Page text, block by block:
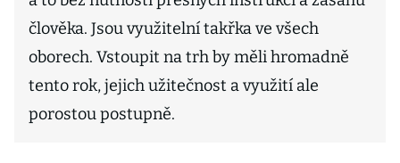
člověka. Jsou využitelní takřka ve všech
oborech. Vstoupit na trh by měli hromadně
tento rok, jejich užitečnost a využití ale
porostou postupně.